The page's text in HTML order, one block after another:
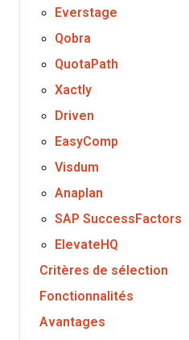
Everstage
Qobra
QuotaPath
Xactly
Driven
EasyComp
Visdum
Anaplan
SAP SuccessFactors
ElevateHQ
Critères de sélection
Fonctionnalités
Avantages